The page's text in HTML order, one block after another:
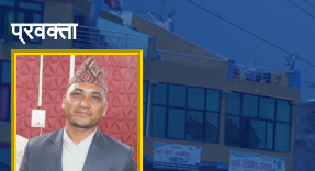
प्रवक्ता